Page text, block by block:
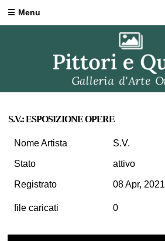
Menu
S.V.: ESPOSIZIONE OPERE
Nome Artista S.V.
Stato attivo
Registrato 08 Apr, 2021
file caricati 0